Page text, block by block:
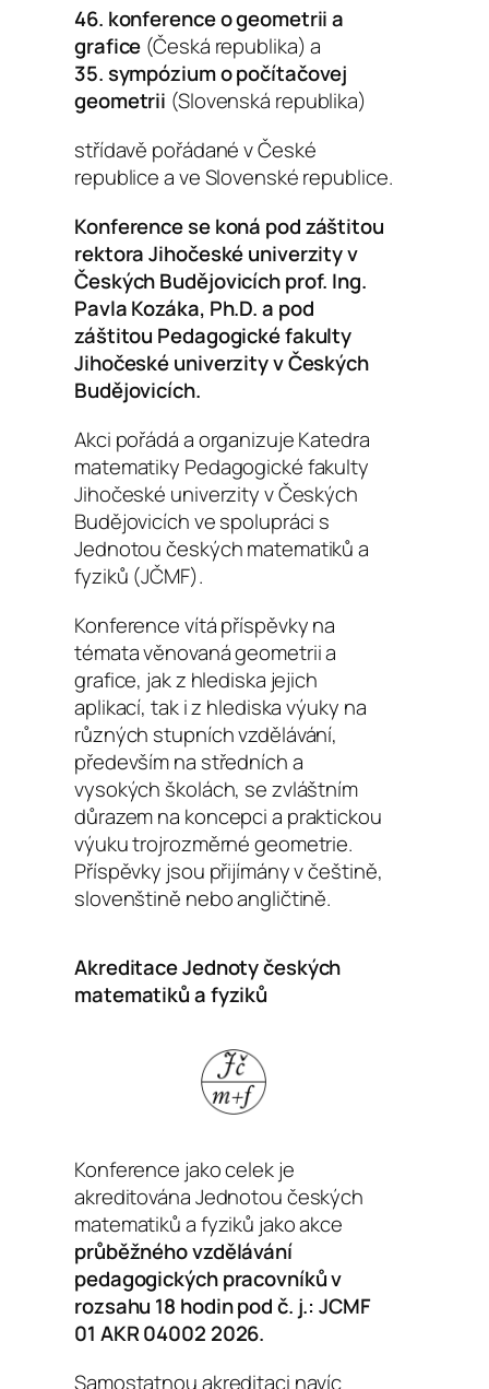
46. ​​konference o geometrii a
grafice (Česká republika) a
35. sympózium o počítačovej
geometrii (Slovenská republika)
střídavě pořádané v České
republice a ve Slovenské republice.
Konference se koná pod záštitou
rektora Jihočeské univerzity v
Českých Budějovicích prof. Ing.
Pavla Kozáka, Ph.D. a pod
záštitou Pedagogické fakulty
Jihočeské univerzity v Českých
Budějovicích.
Akci pořádá a organizuje Katedra
matematiky Pedagogické fakulty
Jihočeské univerzity v Českých
Budějovicích ve spolupráci s
Jednotou českých matematiků a
fyziků (JČMF).
Konference vítá příspěvky na
témata věnovaná geometrii a
grafice, jak z hlediska jejich
aplikací, tak i z hlediska výuky na
různých stupních vzdělávání,
především na středních a
vysokých školách, se zvláštním
důrazem na koncepci a praktickou
výuku trojrozměrné geometrie.
Příspěvky jsou přijímány v češtině,
slovenštině nebo angličtině.
Akreditace Jednoty českých
matematiků a fyziků
Konference jako celek je
akreditována Jednotou českých
matematiků a fyziků jako akce
průběžného vzdělávání
pedagogických pracovníků v
rozsahu 18 hodin pod č. j.: JCMF
01 AKR 04002 2026.
Samostatnou akreditaci navíc